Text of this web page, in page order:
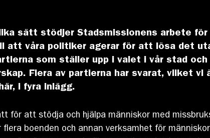
sätt stödjer Stadsmissionens arbete
att våra politiker agerar för att lösa det
som ställer upp i valet i vår stad och
Flera av partierna har svarat, vilket vi
i fyra inlägg.
för att stödja och hjälpa människor med
boenden och annan verksamhet för